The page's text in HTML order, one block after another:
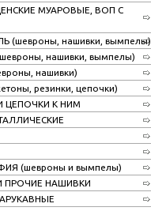
МУАРОВЫЕ, ВОП С
(шевроны, нашивки, вымпелы)
нашивки, вымпелы)
нашивки)
резинки, цепочки)
ЦЕПОЧКИ К НИМ
(шевроны и вымпелы)
ПРОЧИЕ НАШИВКИ